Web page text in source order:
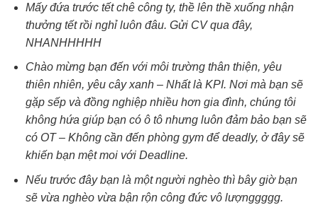
Mấy đứa trước tết chê công ty, thề lên thề xuống nhận
thưởng tết rồi nghỉ luôn đâu. Gửi CV qua đây,
NHANHHHHH
Chào mừng bạn đến với môi trường thân thiện, yêu
thiên nhiên, yêu cây xanh – Nhất là KPI. Nơi mà bạn sẽ
gặp sếp và đồng nghiệp nhiều hơn gia đình, chúng tôi
không hứa giúp bạn có ô tô nhưng luôn đảm bảo bạn sẽ
có OT – Không cần đến phòng gym để deadly, ở đây sẽ
khiến bạn mệt moi với Deadline.
Nếu trước đây bạn là một người nghèo thì bây giờ bạn
sẽ vừa nghèo vừa bận rộn công đức vô lượnggggg.